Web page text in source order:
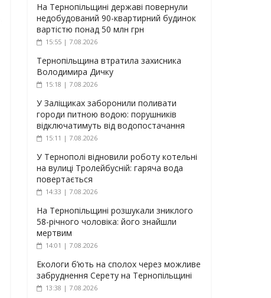
На Тернопільщині державі повернули
недобудований 90-квартирний будинок
вартістю понад 50 млн грн
15:55 | 7.08.2026
Тернопільщина втратила захисника
Володимира Дичку
15:18 | 7.08.2026
У Заліщиках заборонили поливати
городи питною водою: порушників
відключатимуть від водопостачання
15:11 | 7.08.2026
У Тернополі відновили роботу котельні
на вулиці Тролейбусній: гаряча вода
повертається
14:33 | 7.08.2026
На Тернопільщині розшукали зниклого
58-річного чоловіка: його знайшли
мертвим
14:01 | 7.08.2026
Екологи б’ють на сполох через можливе
забруднення Серету на Тернопільщині
13:38 | 7.08.2026